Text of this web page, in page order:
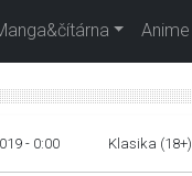
Anime
- 0:00 Klasika (18+)